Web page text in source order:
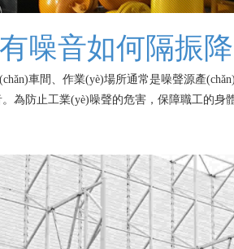
噪音如何隔振
車間、作業(yè)場所通常是噪聲源產(chǎn)
。為防止工業(yè)噪聲的危害，保障職工的身